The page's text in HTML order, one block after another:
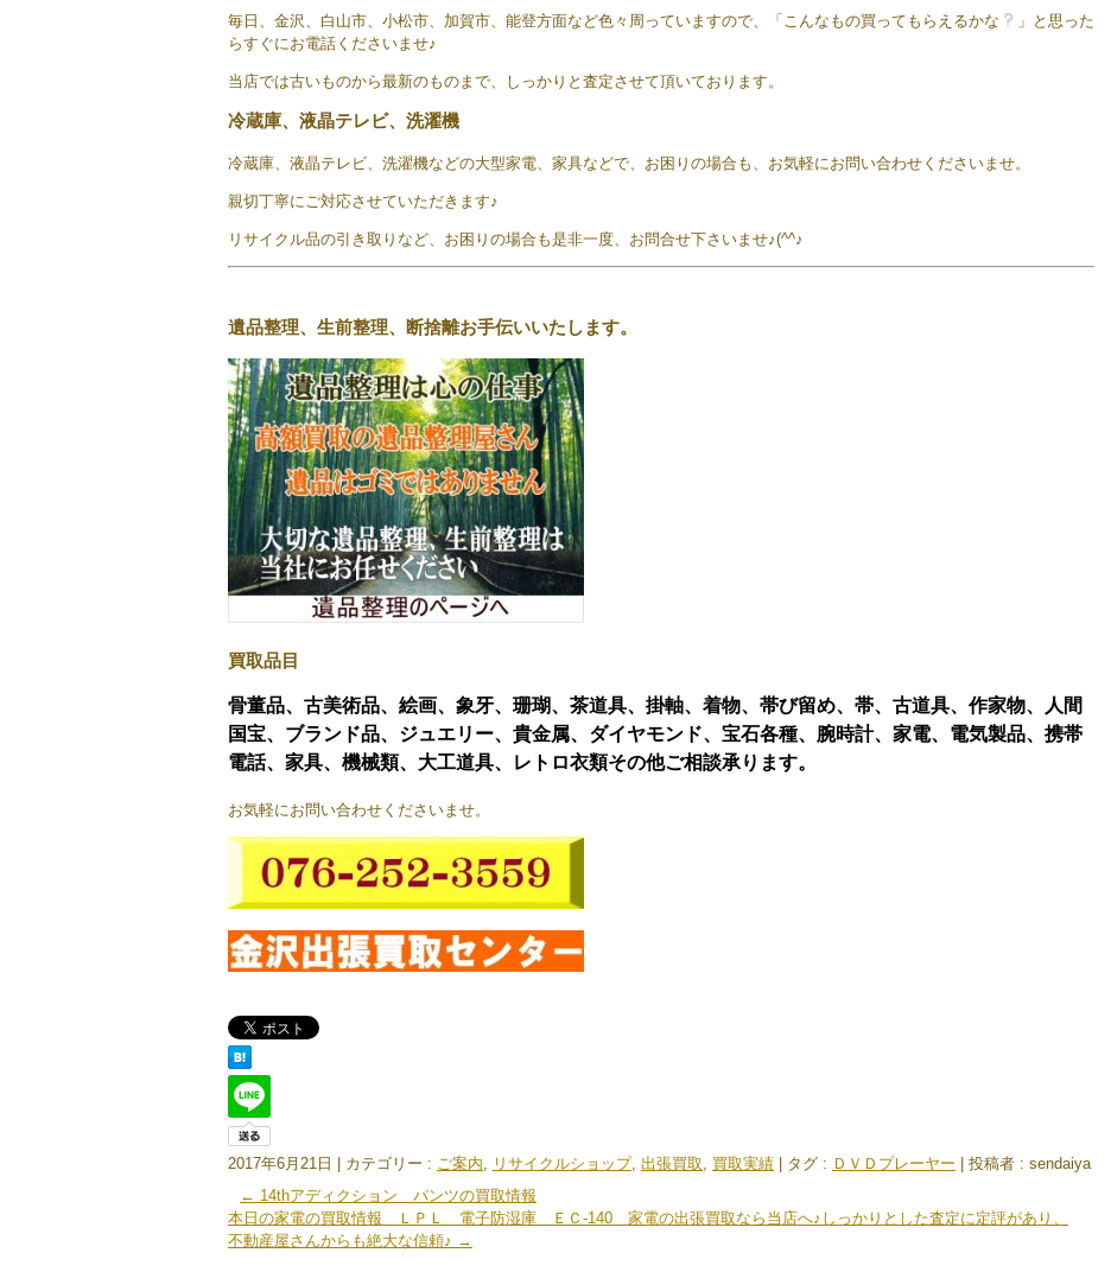
毎日、金沢、白山市、小松市、加賀市、能登方面など色々周っていますので、「こんなもの買ってもらえるかな
」と思った
らすぐにお電話くださいませ♪
当店では古いものから最新のものまで、しっかりと査定させて頂いております。
冷蔵庫、液晶テレビ、洗濯機
冷蔵庫、液晶テレビ、洗濯機などの大型家電、家具などで、お困りの場合も、お気軽にお問い合わせくださいませ。
親切丁寧にご対応させていただきます♪
リサイクル品の引き取りなど、お困りの場合も是非一度、お問合せ下さいませ♪(^^♪
遺品整理、生前整理、断捨離お手伝いいたします。
買取品目
骨董品、古美術品、絵画、象牙、珊瑚、茶道具、掛軸、着物、帯び留め、帯、古道具、作家物、人間
国宝、ブランド品、ジュエリー、貴金属、ダイヤモンド、宝石各種、腕時計、家電、電気製品、携帯
電話、家具、機械類、大工道具、レトロ衣類その他ご相談承ります。
お気軽にお問い合わせくださいませ。
2017年6月21日 | カテゴリー : ご案内 リサイクルショップ, 出張買取 買取実績 | タグ : ＤＶＤプレーヤー | 投稿者 : sendaiya
← 14thアディクション パンツの買取情報
本日の家電の買取情報 ＬＰＬ 電子防湿庫 ＥＣ-140 家電の出張買取なら当店へ♪しっかりとした査定に定評があり、
不動産屋さんからも絶大な信頼♪ →